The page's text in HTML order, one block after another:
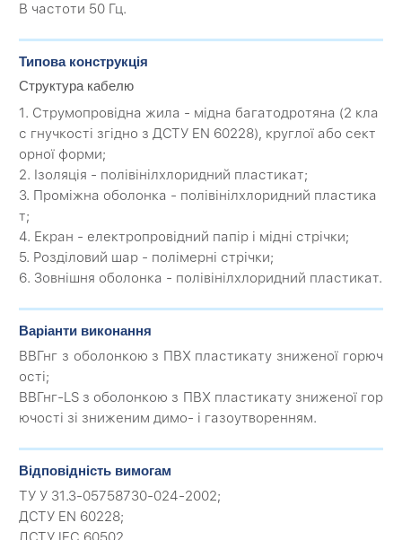
В частоти 50 Гц.
Типова конструкція
Структура кабелю
1. Струмопровідна жила - мідна багатодротяна (2 кла
с гнучкості згідно з ДСТУ EN 60228), круглої або сект
орної форми;
2. Ізоляція - полівінілхлоридний пластикат;
3. Проміжна оболонка - полівінілхлоридний пластика
т;
4. Екран - електропровідний папір і мідні стрічки;
5. Розділовий шар - полімерні стрічки;
6. Зовнішня оболонка - полівінілхлоридний пластикат.
Варіанти виконання
ВВГнг з оболонкою з ПВХ пластикату зниженої горюч
ості;
ВВГнг-LS з оболонкою з ПВХ пластикату зниженої гор
ючості зі зниженим димо- і газоутворенням.
Відповідність вимогам
ТУ У 31.3-05758730-024-2002;
ДСТУ EN 60228;